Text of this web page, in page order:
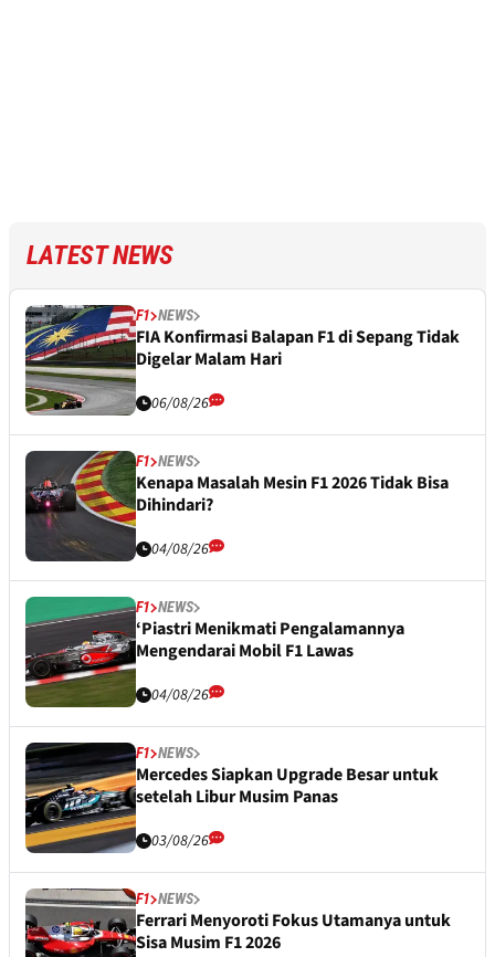
LATEST NEWS
F1 NEWS
FIA Konfirmasi Balapan F1 di Sepang Tidak
Digelar Malam Hari
06/08/26
F1 NEWS
Kenapa Masalah Mesin F1 2026 Tidak Bisa
Dihindari?
04/08/26
F1 NEWS
‘Piastri Menikmati Pengalamannya
Mengendarai Mobil F1 Lawas
04/08/26
F1 NEWS
Mercedes Siapkan Upgrade Besar untuk
setelah Libur Musim Panas
03/08/26
F1 NEWS
Ferrari Menyoroti Fokus Utamanya untuk
Sisa Musim F1 2026